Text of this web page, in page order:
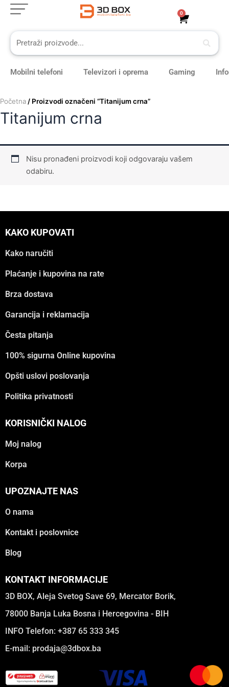
Skip
content
0
Cart
Mobilni telefoni Televizori i oprema Gaming
Početna / Proizvodi označeni “Titanijum crna”
Titanijum crna
Nisu pronađeni proizvodi koji odgovaraju vašem
odabiru.
KAKO KUPOVATI
Kako naručiti
Plaćanje i kupovina na rate
Brza dostava
Garancija i reklamacija
Česta pitanja
100% sigurna Online kupovina
Opšti uslovi poslovanja
Politika privatnosti
KORISNIČKI NALOG
Moj nalog
Korpa
UPOZNAJTE NAS
O nama
Kontakt i poslovnice
Blog
KONTAKT INFORMACIJE
3D BOX, Aleja Svetog Save 69, Mercator Borik,
78000 Banja Luka Bosna i Hercegovina - BIH
INFO Telefon: +387 65 333 345
E-mail: prodaja@3dbox.ba